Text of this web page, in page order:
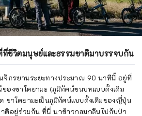
ที่ชีวิตมนุษย์และธรรมชาติมาบรรจบกัน
กรยานระยะทางประมาณ 90 นาทีนี้ อยู่ที่
องซาโตยามะ (ภูมิทัศน์ชนบทแบบดั้งเดิม
ซาโตยามะเป็นภูมิทัศน์แบบดั้งเดิมของญี่ปุ่น
ติอยู่ร่วมกัน ที่นี่ นาข้าวกลมกลืนไปกับป่า